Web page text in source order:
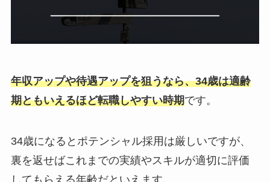
年収アップや待遇アップを狙うなら、34歳は適齢
期ともいえるほど転職しやすい時期です。
34歳になるとポテンシャル採用は厳しいですが、
裏を返せばこれまでの実績やスキルが適切に評価
してもらえる年齢だといえます。